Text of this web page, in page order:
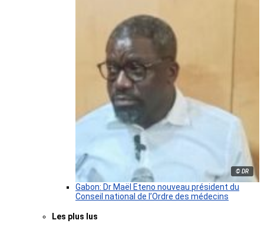
© DR
Gabon: Dr Maël Eteno nouveau président du
Conseil national de l’Ordre des médecins
Les plus lus